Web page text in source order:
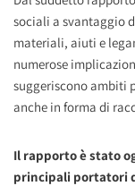
sociali a svantaggio
materiali, aiuti e
numerose
suggeriscono ambiti
anche in forma di
Il rapporto è stato
principali portatori